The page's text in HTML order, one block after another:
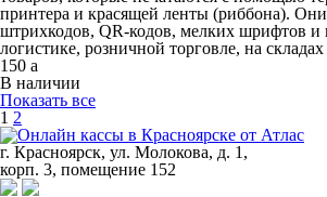
принтера и красящей ленты (риббона). Они
штрихкодов, QR-кодов, мелких шрифтов и
логистике, розничной торговле, на
150 a
В наличии
Показать все
1 2
г. Красноярск, ул. Молокова, д. 1,
корп. 3, помещение 152